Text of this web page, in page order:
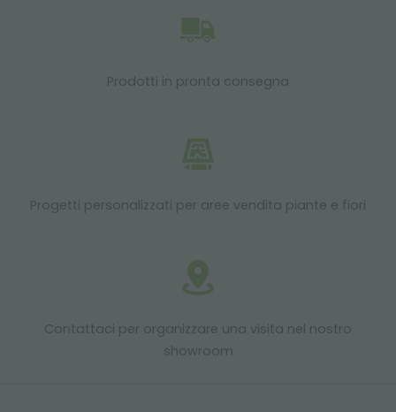
Prodotti in pronta consegna
Progetti personalizzati per aree vendita piante e fiori
Contattaci per organizzare una visita nel nostro
showroom